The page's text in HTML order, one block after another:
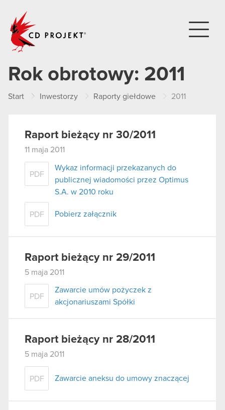
Rok obrotowy: 2011
Start Inwestorzy Raporty giełdowe 2011
Raport bieżący nr 30/2011
11 maja 2011
PDF
Wykaz informacji przekazanych do
publicznej wiadomości przez Optimus
S.A. w 2010 roku
PDF Pobierz załącznik
Raport bieżący nr 29/2011
5 maja 2011
PDF
Zawarcie umów pożyczek z
akcjonariuszami Spółki
Raport bieżący nr 28/2011
5 maja 2011
PDF Zawarcie aneksu do umowy znaczącej